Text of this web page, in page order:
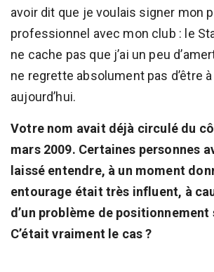
avoir dit que je voulais signer mon
professionnel avec mon club : le
ne cache pas que j’ai un peu
ne regrette absolument pas d’être
aujourd’hui.
Votre nom avait déjà circulé du
mars 2009. Certaines personnes
laissé entendre, à un moment
entourage était très influent, à
d’un problème de
C’était vraiment le cas ?